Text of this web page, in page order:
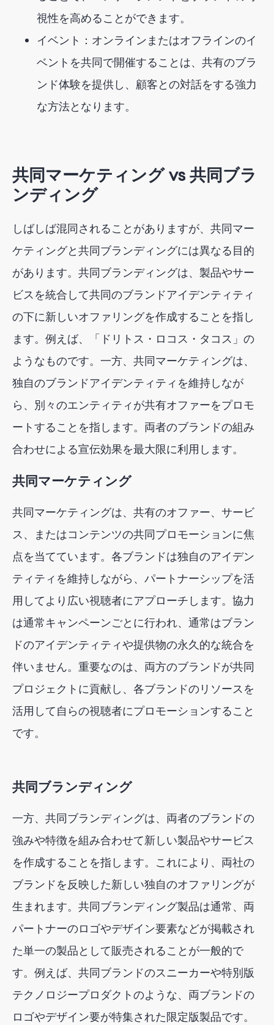
視性を高めることができます。
イベント：オンラインまたはオフラインのイ
ベントを共同で開催することは、共有のブラ
ンド体験を提供し、顧客との対話をする強力
な方法となります。
共同マーケティング vs 共同ブラ
ンディング
しばしば混同されることがありますが、共同マー
ケティングと共同ブランディングには異なる目的
があります。共同ブランディングは、製品やサー
ビスを統合して共同のブランドアイデンティティ
の下に新しいオファリングを作成することを指し
ます。例えば、「ドリトス・ロコス・タコス」の
ようなものです。一方、共同マーケティングは、
独自のブランドアイデンティティを維持しなが
ら、別々のエンティティが共有オファーをプロモ
ートすることを指します。両者のブランドの組み
合わせによる宣伝効果を最大限に利用します。
共同マーケティング
共同マーケティングは、共有のオファー、サービ
ス、またはコンテンツの共同プロモーションに焦
点を当てています。各ブランドは独自のアイデン
ティティを維持しながら、パートナーシップを活
用してより広い視聴者にアプローチします。協力
は通常キャンペーンごとに行われ、通常はブラン
ドのアイデンティティや提供物の永久的な統合を
伴いません。重要なのは、両方のブランドが共同
プロジェクトに貢献し、各ブランドのリソースを
活用して自らの視聴者にプロモーションすること
です。
共同ブランディング
一方、共同ブランディングは、両者のブランドの
強みや特徴を組み合わせて新しい製品やサービス
を作成することを指します。これにより、両社の
ブランドを反映した新しい独自のオファリングが
生まれます。共同ブランディング製品は通常、両
パートナーのロゴやデザイン要素などが掲載され
た単一の製品として販売されることが一般的で
す。例えば、共同ブランドのスニーカーや特別版
テクノロジープロダクトのような、両ブランドの
ロゴやデザイン要が特集された限定版製品です。